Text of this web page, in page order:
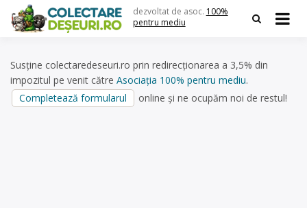
content
dezvoltat de asoc. 100%
pentru mediu
Susține colectaredeseuri.ro prin redirecționarea a 3,5% din
impozitul pe venit către Asociația 100% pentru mediu.
Completează formularul
online și ne ocupăm noi de restul!